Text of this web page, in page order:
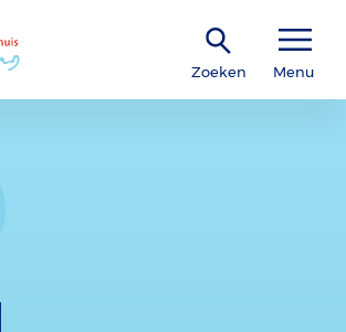
Zoeken Menu